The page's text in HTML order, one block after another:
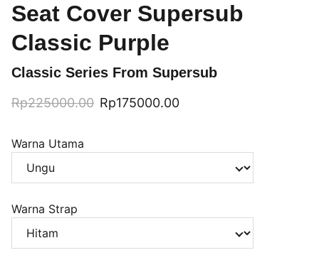
Seat Cover Supersub
Classic Purple
Classic Series From Supersub
Rp225000.00 Rp175000.00
Warna Utama
Warna Strap